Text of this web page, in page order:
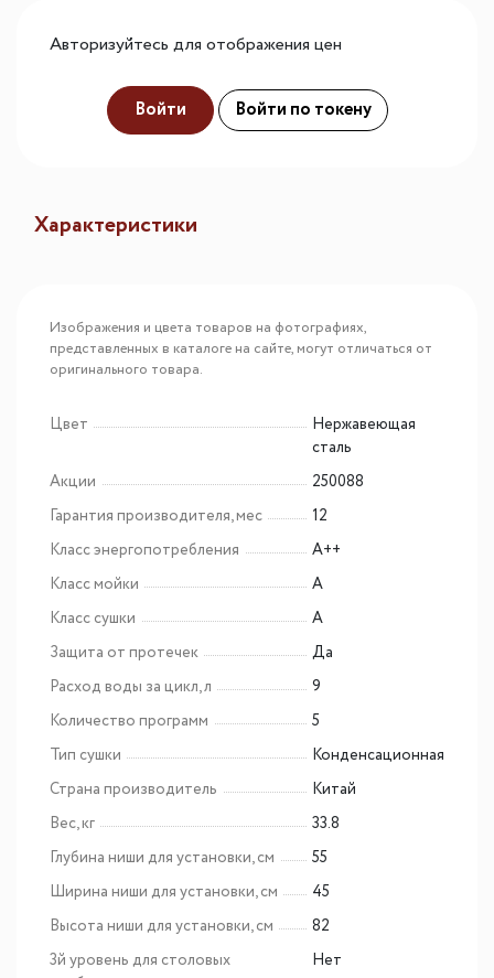
Авторизуйтесь для отображения цен
Войти Войти по токену
Характеристики
Изображения и цвета товаров на фотографиях,
представленных в каталоге на сайте, могут отличаться от
оригинального товара.
Цвет
Нержавеющая
сталь
Акции
250088
Гарантия производителя, мес
12
Класс энергопотребления
A++
Класс мойки
A
Класс сушки
A
Защита от протечек
Да
Расход воды за цикл, л
9
Количество программ
5
Тип сушки
Конденсационная
Страна производитель
Китай
Вес, кг
33.8
Глубина ниши для установки, см
55
Ширина ниши для установки, см
45
Высота ниши для установки, см
82
3й уровень для столовых
Нет